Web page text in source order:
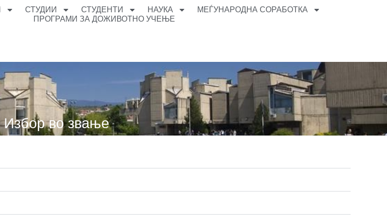
СТУДИИ СТУДЕНТИ НАУКА
МЕЃУНАРОДНА СОРАБОТКА
ПРОГРАМИ ЗА ДОЖИВОТНО УЧЕЊЕ
Избор во звање